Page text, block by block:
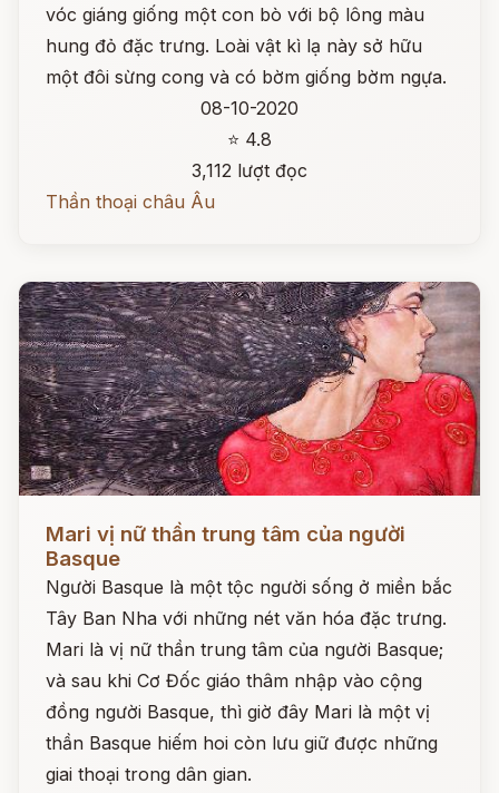
vóc giáng giống một con bò với bộ lông màu
hung đỏ đặc trưng. Loài vật kì lạ này sở hữu
một đôi sừng cong và có bờm giống bờm ngựa.
08-10-2020
⭐ 4.8
3,112 lượt đọc
Thần thoại châu Âu
Mari vị nữ thần trung tâm của người
Basque
Người Basque là một tộc người sống ở miền bắc
Tây Ban Nha với những nét văn hóa đặc trưng.
Mari là vị nữ thần trung tâm của người Basque;
và sau khi Cơ Đốc giáo thâm nhập vào cộng
đồng người Basque, thì giờ đây Mari là một vị
thần Basque hiếm hoi còn lưu giữ được những
giai thoại trong dân gian.